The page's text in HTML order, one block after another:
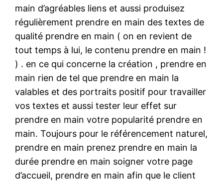
main d’agréables liens et aussi produisez
régulièrement prendre en main des textes de
qualité prendre en main ( on en revient de
tout temps à lui, le contenu prendre en main !
) . en ce qui concerne la création , prendre en
main rien de tel que prendre en main la
valables et des portraits positif pour travailler
vos textes et aussi tester leur effet sur
prendre en main votre popularité prendre en
main. Toujours pour le référencement naturel,
prendre en main prenez prendre en main la
durée prendre en main soigner votre page
d’accueil, prendre en main afin que le client